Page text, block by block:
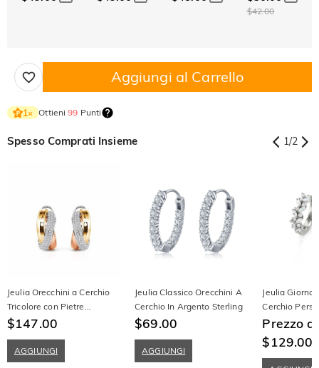
$42.00
Aggiungi al Carrello
1× Ottieni99 Punti
Spesso Comprati Insieme 1/2
Jeulia Orecchini a Cerchio
Tricolore con Pietre
Preziose in Argento Sterling
$147.00
AGGIUNGI
Jeulia Classico Orecchini A
Cerchio In Argento Sterling
$69.00
AGGIUNGI
Jeulia Giorno
Cerchio
Taglio a
Prezzo
$129.00